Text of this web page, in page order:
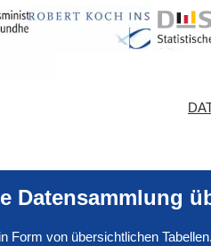
Datensammlung
Form von übersichtlichen